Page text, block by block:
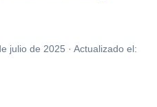
julio de 2025 · Actualizado el: